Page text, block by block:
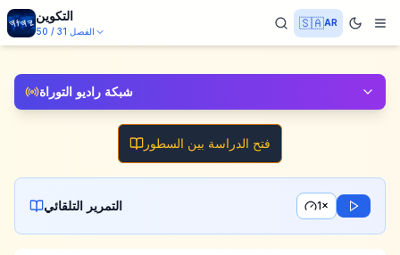
التكوين
الفصل 31
/
50
🇸🇦AR
شبكة راديو التوراة
فتح الدراسة بين السطور
التمرير التلقائي 1×